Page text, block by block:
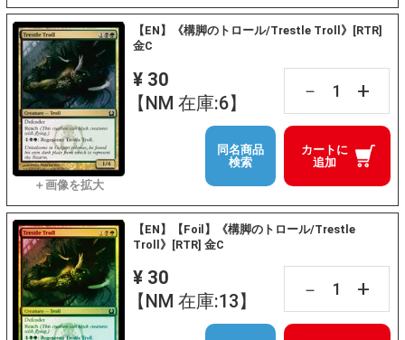
【EN】《構脚のトロール/Trestle Troll》[RTR]
金C
¥ 30
【NM 在庫:6】
－ +
カートに
追加
同名商品
検索
【EN】【Foil】《構脚のトロール/Trestle
Troll》[RTR] 金C
¥ 30
【NM 在庫:13】
－ +